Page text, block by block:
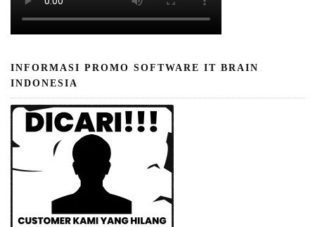
INFORMASI PROMO SOFTWARE IT BRAIN
INDONESIA